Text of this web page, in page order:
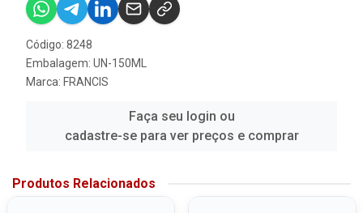
Código: 8248
Embalagem: UN-150ML
Marca: FRANCIS
Faça seu login ou
cadastre-se para ver preços e comprar
Produtos Relacionados